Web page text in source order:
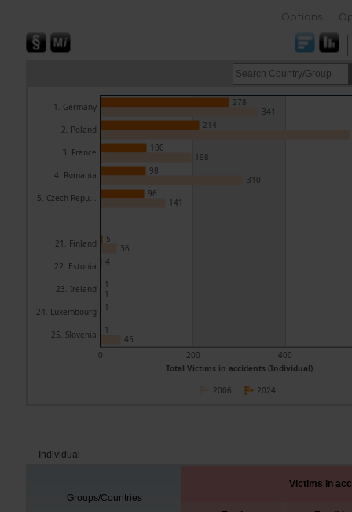
Options
Total Victims in accidents (Individual)
0 200 400
1. Germany
2. Poland
3. France
4. Romania
5. Czech Repu...
21. Finland
22. Estonia
23. Ireland
24. Luxembourg
25. Slovenia
278
214
100
98
96
5
4
1
1
1
341
198
310
141
36
1
45
2024
2006
Individual
Groups/Countries
Victims in